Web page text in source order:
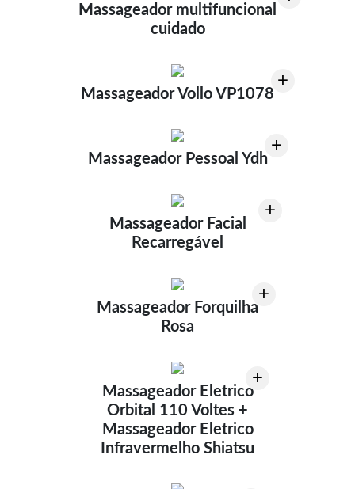
Massageador multifuncional
cuidado
+
Massageador Vollo VP1078
+
Massageador Pessoal Ydh
+
Massageador Facial
Recarregável
+
Massageador Forquilha
Rosa
+
Massageador Eletrico
Orbital 110 Voltes +
Massageador Eletrico
Infravermelho Shiatsu